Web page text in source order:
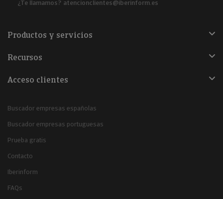
¿Te llamamos? atencionclientes@iberinform.es
Productos y servicios
Recursos
Acceso clientes
Buscador empresas españolas
Buscador empresas portuguesas
Prueba gratis
Contacto
Iberinform
FAQs